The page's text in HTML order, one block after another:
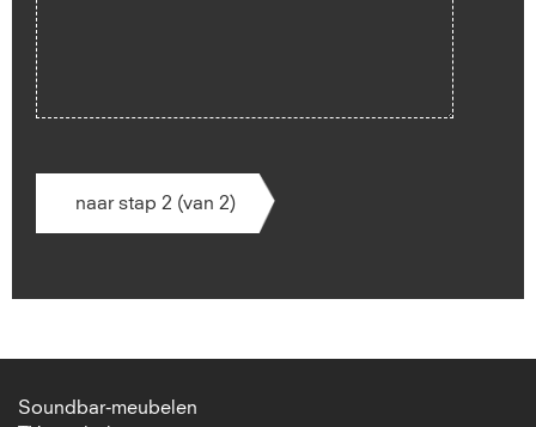
naar stap 2 (van 2)
Soundbar-meubelen